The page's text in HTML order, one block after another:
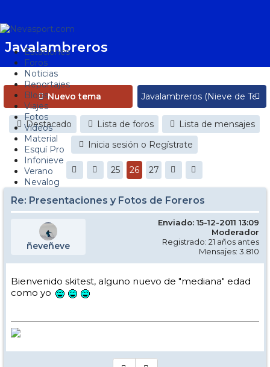
Estaciones
Foros
Noticias
Reportajes
Blogs
Viajes
Fotos
Videos
Material
Esquí Pro
Infonieve
Verano
Nevalog
Javalambreros
Nuevo tema
Destacado Lista de foros
Lista de mensajes
Inicia sesión o Regístrate
25 26 27
Re: Presentaciones y Fotos de Foreros
ñeveñeve
Enviado: 15-12-2011 13:09
Moderador
Registrado: 21 años antes
Mensajes: 3.810
Bienvenido skitest, alguno nuevo de "mediana" edad
como yo